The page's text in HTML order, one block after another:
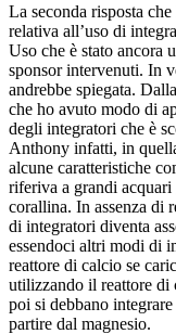
La seconda risposta
relativa all’uso di
Uso che è stato ancora
sponsor intervenuti. In
andrebbe spiegata.
che ho avuto modo di
degli integratori che è
Anthony infatti, in
alcune caratteristiche
riferiva a grandi
corallina. In assenza di
di integratori diventa
essendoci altri modi di
reattore di calcio se
utilizzando il reattore di
poi si debbano
partire dal magnesio.